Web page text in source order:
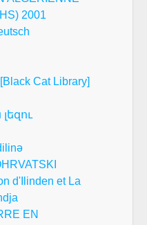
2001
مكتبة القطة السوداء[Black Cat Library]
d'Ilinden et La
EN